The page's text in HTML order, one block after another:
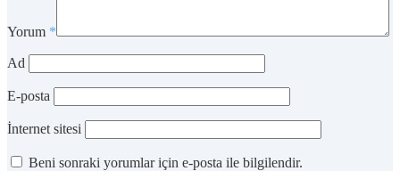
Yorum *
Ad
E-posta
İnternet sitesi
Beni sonraki yorumlar için e-posta ile bilgilendir.